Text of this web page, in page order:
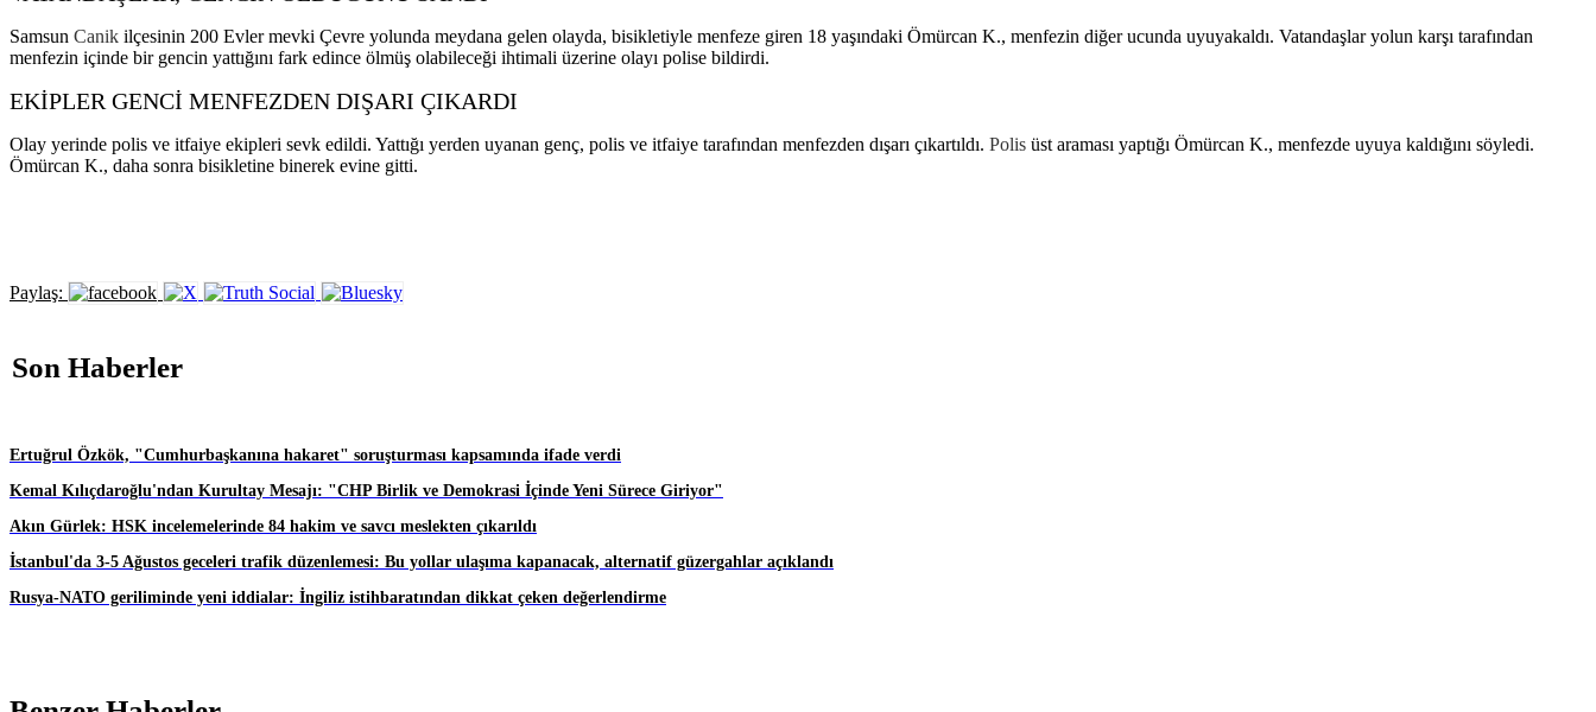
Samsun Canik ilçesinin 200 Evler mevki Çevre yolunda meydana gelen olayda, bisikletiyle menfeze giren 18 yaşındaki Ömürcan K., menfezin diğer ucunda uyuyakaldı. Vatandaşlar yolun karşı tarafından
menfezin içinde bir gencin yattığını fark edince ölmüş olabileceği ihtimali üzerine olayı polise bildirdi.
EKİPLER GENCİ MENFEZDEN DIŞARI ÇIKARDI
Olay yerinde polis ve itfaiye ekipleri sevk edildi. Yattığı yerden uyanan genç, polis ve itfaiye tarafından menfezden dışarı çıkartıldı. Polis üst araması yaptığı Ömürcan K., menfezde uyuya kaldığını söyledi.
Ömürcan K., daha sonra bisikletine binerek evine gitti.
Paylaş:
Son Haberler
Ertuğrul Özkök, "Cumhurbaşkanına hakaret" soruşturması kapsamında ifade verdi
Kemal Kılıçdaroğlu'ndan Kurultay Mesajı: "CHP Birlik ve Demokrasi İçinde Yeni Sürece Giriyor"
Akın Gürlek: HSK incelemelerinde 84 hakim ve savcı meslekten çıkarıldı
İstanbul'da 3-5 Ağustos geceleri trafik düzenlemesi: Bu yollar ulaşıma kapanacak, alternatif güzergahlar açıklandı
Rusya-NATO geriliminde yeni iddialar: İngiliz istihbaratından dikkat çeken değerlendirme